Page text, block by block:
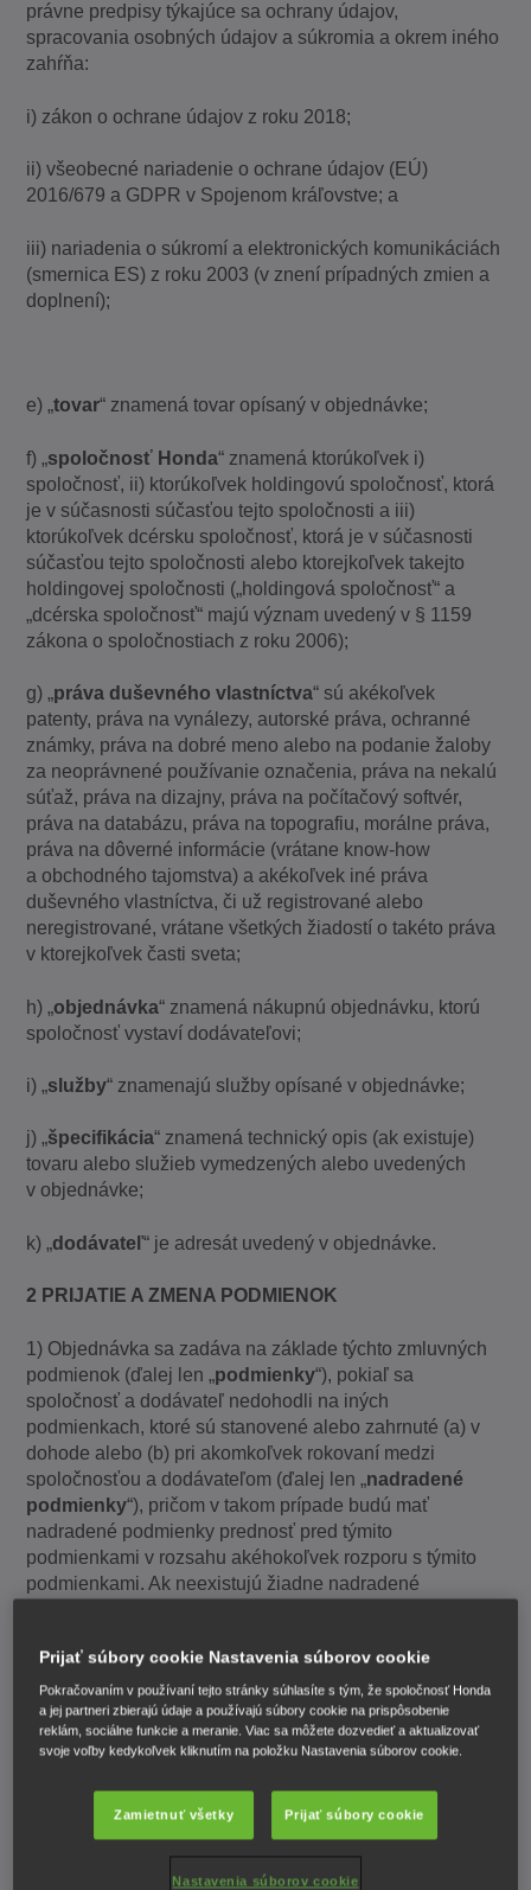
právne predpisy týkajúce sa ochrany údajov,
spracovania osobných údajov a súkromia a okrem iného
zahŕňa:
i) zákon o ochrane údajov z roku 2018;
ii) všeobecné nariadenie o ochrane údajov (EÚ)
2016/679 a GDPR v Spojenom kráľovstve; a
iii) nariadenia o súkromí a elektronických komunikáciách
(smernica ES) z roku 2003 (v znení prípadných zmien a
doplnení);
e) „tovar“ znamená tovar opísaný v objednávke;
f) „spoločnosť Honda“ znamená ktorúkoľvek i)
spoločnosť, ii) ktorúkoľvek holdingovú spoločnosť, ktorá
je v súčasnosti súčasťou tejto spoločnosti a iii)
ktorúkoľvek dcérsku spoločnosť, ktorá je v súčasnosti
súčasťou tejto spoločnosti alebo ktorejkoľvek takejto
holdingovej spoločnosti („holdingová spoločnosť“ a
„dcérska spoločnosť“ majú význam uvedený v § 1159
zákona o spoločnostiach z roku 2006);
g) „práva duševného vlastníctva“ sú akékoľvek
patenty, práva na vynálezy, autorské práva, ochranné
známky, práva na dobré meno alebo na podanie žaloby
za neoprávnené používanie označenia, práva na nekalú
súťaž, práva na dizajny, práva na počítačový softvér,
práva na databázu, práva na topografiu, morálne práva,
práva na dôverné informácie (vrátane know-how
a obchodného tajomstva) a akékoľvek iné práva
duševného vlastníctva, či už registrované alebo
neregistrované, vrátane všetkých žiadostí o takéto práva
v ktorejkoľvek časti sveta;
h) „objednávka“ znamená nákupnú objednávku, ktorú
spoločnosť vystaví dodávateľovi;
i) „služby“ znamenajú služby opísané v objednávke;
j) „špecifikácia“ znamená technický opis (ak existuje)
tovaru alebo služieb vymedzených alebo uvedených
v objednávke;
k) „dodávateľ“ je adresát uvedený v objednávke.
2 PRIJATIE A ZMENA PODMIENOK
1) Objednávka sa zadáva na základe týchto zmluvných
podmienok (ďalej len „podmienky“), pokiaľ sa
spoločnosť a dodávateľ nedohodli na iných
podmienkach, ktoré sú stanovené alebo zahrnuté (a) v
dohode alebo (b) pri akomkoľvek rokovaní medzi
spoločnosťou a dodávateľom (ďalej len „nadradené
podmienky“), pričom v takom prípade budú mať
nadradené podmienky prednosť pred týmito
podmienkami v rozsahu akéhokoľvek rozporu s týmito
podmienkami. Ak neexistujú žiadne nadradené
nebude v písomnej forme a podpísaná spoločnosťou aj
dodávateľom alebo v ich mene.
2) Objednávka predstavuje ponuku spoločnosti na nákup
dodávateľ prijme objednávku (buď ústne, písomne, alebo
začatím plnenia), uzatvorí sa zmluva za týchto
podmienok. Akákoľvek protiponuka dodávateľa bude
platne prijatá len vtedy, ak bude mať písomnú formu
Prijať súbory cookie Nastavenia súborov cookie
Pokračovaním v používaní tejto stránky súhlasíte s tým, že spoločnosť Honda
a jej partneri zbierajú údaje a používajú súbory cookie na prispôsobenie
reklám, sociálne funkcie a meranie. Viac sa môžete dozvedieť a aktualizovať
svoje voľby kedykoľvek kliknutím na položku Nastavenia súborov cookie.
Zamietnuť všetky Prijať súbory cookie
Nastavenia súborov cookie